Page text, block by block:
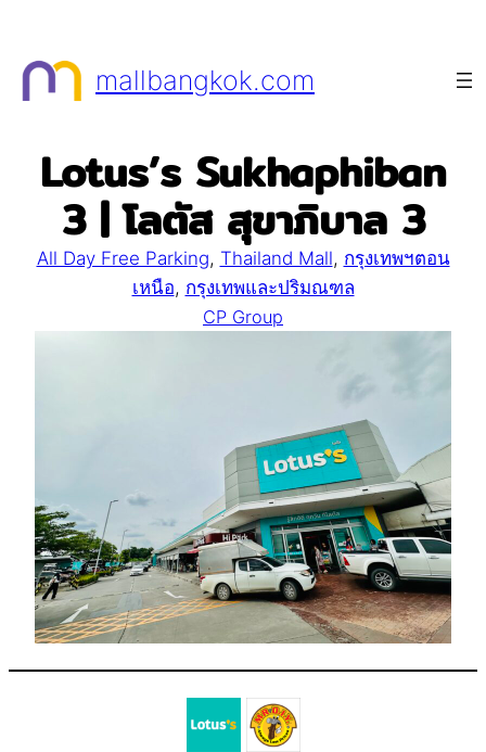
content
mallbangkok.com
Lotus’s Sukhaphiban
3 | โลตัส สุขาภิบาล 3
All Day Free Parking, Thailand Mall, กรุงเทพฯตอน
เหนือ, กรุงเทพและปริมณฑล
CP Group